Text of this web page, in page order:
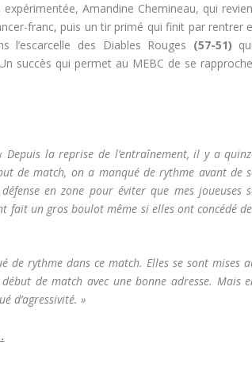
Amandine Chemineau, qui
franc, puis un tir primé qui finit par rentrer
l’escarcelle des Diables Rouges (57-51)
succès qui permet au MEBC de se
Depuis la reprise de l’entraînement, il y a
de match, on a manqué de rythme avant de
en zone pour éviter que mes joueuses
un gros boulot même si elles ont concédé
de rythme dans ce match. Elles se sont mises
de match avec une bonne adresse. Mais
d’agressivité. »